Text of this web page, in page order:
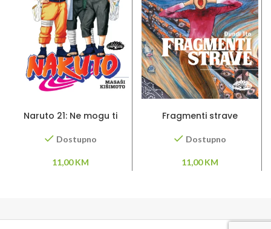
Naruto 21: Ne mogu ti
Dostupno
11,00KM
Fragmenti strave
Dostupno
11,00KM